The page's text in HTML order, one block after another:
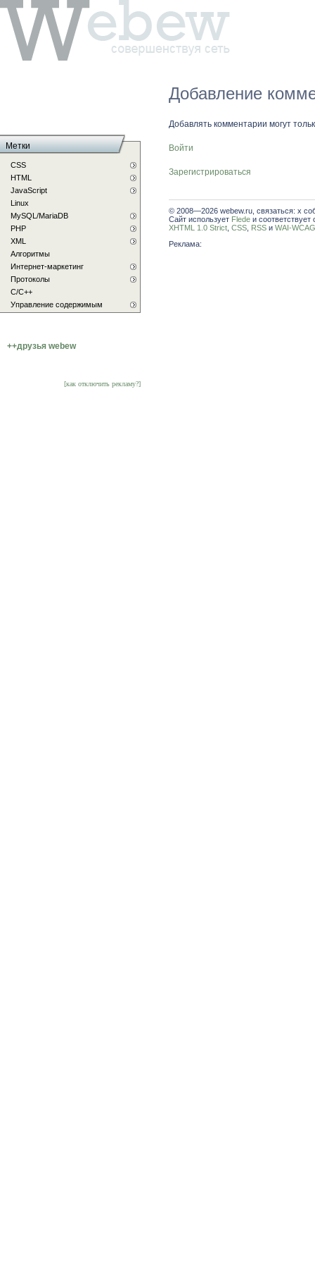
Добавление
Добавлять комментарии могут
Войти
Зарегистрироваться
© 2008—2026 webew.ru, связаться: x
Сайт использует Flede и соответствует
XHTML 1.0 Strict CSS RSS и WAI-
Реклама:
Метки
CSS
HTML
JavaScript
Linux
MySQL/MariaDB
PHP
XML
Алгоритмы
Интернет-маркетинг
Протоколы
С/C++
Управление содержимым
++друзья webew
[как отключить рекламу?]